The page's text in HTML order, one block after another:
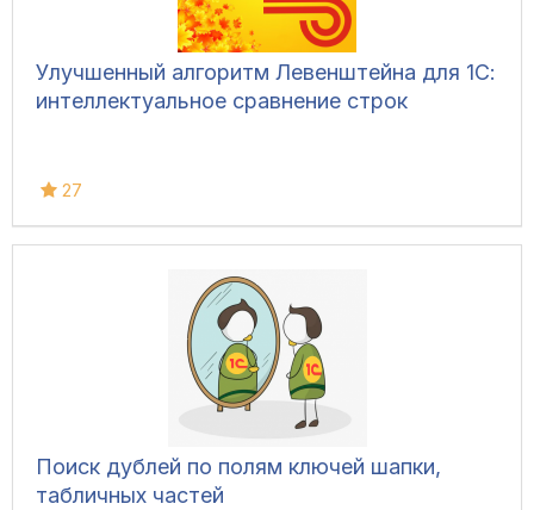
Улучшенный алгоритм Левенштейна для 1С:
интеллектуальное сравнение строк
27
Поиск дублей по полям ключей шапки,
табличных частей